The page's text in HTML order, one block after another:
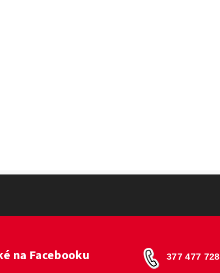
na Facebooku 377 477 728